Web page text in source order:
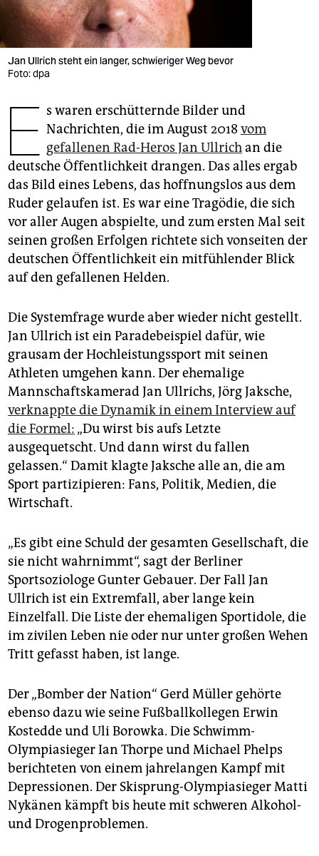
verlag
veranstaltungen
shop
unterstützen
abo
genossenschaft
epaper login
Jan Ullrich steht ein langer, schwieriger Weg bevor
Foto: dpa
E s waren erschütternde Bilder und
Nachrichten, die im August 2018vom
gefallenen Rad-Heros Jan Ullrichan die
deutsche Öffentlichkeit drangen. Das alles ergab
das Bild eines Lebens, das hoffnungslos aus dem
Ruder gelaufen ist. Es war eine Tragödie, die sich
vor aller Augen abspielte, und zum ersten Mal seit
seinen großen Erfolgen richtete sich vonseiten der
deutschen Öffentlichkeit ein mitfühlender Blick
auf den gefallenen Helden.
Die Systemfrage wurde aber wieder nicht gestellt.
Jan Ullrich ist ein Paradebeispiel dafür, wie
grausam der Hochleistungssport mit seinen
Athleten umgehen kann. Der ehemalige
Mannschaftskamerad Jan Ullrichs, Jörg Jaksche,
verknappte die Dynamik in einem Interview auf
die Formel: „Du wirst bis aufs Letzte
ausgequetscht. Und dann wirst du fallen
gelassen.“ Damit klagte Jaksche alle an, die am
Sport partizipieren: Fans, Politik, Medien, die
Wirtschaft.
„Es gibt eine Schuld der gesamten Gesellschaft, die
sie nicht wahrnimmt“, sagt der Berliner
Sportsoziologe Gunter Gebauer. Der Fall Jan
Ullrich ist ein Extremfall, aber lange kein
Einzelfall. Die Liste der ehemaligen Sportidole, die
im zivilen Leben nie oder nur unter großen Wehen
Tritt gefasst haben, ist lange.
Der „Bomber der Nation“ Gerd Müller gehörte
ebenso dazu wie seine Fußballkollegen Erwin
Kostedde und Uli Borowka. Die Schwimm-
Olympiasieger Ian Thorpe und Michael Phelps
berichteten von einem jahrelangen Kampf mit
Depressionen. Der Skisprung-Olympiasieger Matti
Nykänen kämpft bis heute mit schweren Alkohol-
und Drogenproblemen.